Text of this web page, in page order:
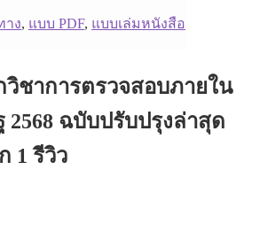
าง, แบบ PDF, แบบเล่มหนังสือ
ชาการตรวจสอบภายใน
ฉบับปรับปรุงล่าสุด
1 รีวิว